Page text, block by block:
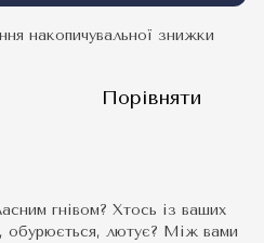
накопичувальної знижки
Порівняти
гнівом? Хтось із ваших
обурюється, лютує? Між вами